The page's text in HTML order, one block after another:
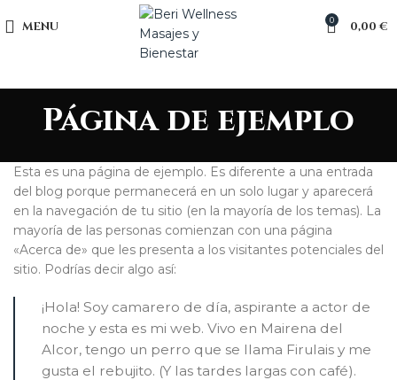
MENU 0 0,00€
Página de ejemplo
Esta es una página de ejemplo. Es diferente a una entrada
del blog porque permanecerá en un solo lugar y aparecerá
en la navegación de tu sitio (en la mayoría de los temas). La
mayoría de las personas comienzan con una página
«Acerca de» que les presenta a los visitantes potenciales del
sitio. Podrías decir algo así:
¡Hola! Soy camarero de día, aspirante a actor de
noche y esta es mi web. Vivo en Mairena del
Alcor, tengo un perro que se llama Firulais y me
gusta el rebujito. (Y las tardes largas con café).